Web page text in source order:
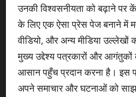
उनकी विश्वसनीयता को बढ़ाने पर
के लिए एक ऐसा प्रेस पेज बनाने में
वीडियो, और अन्य मीडिया
मुख्य उद्देश्य पत्रकारों और आगंतुकों
आसान पहुँच प्रदान करना है। इस
अपने समाचार और घटनाओं को